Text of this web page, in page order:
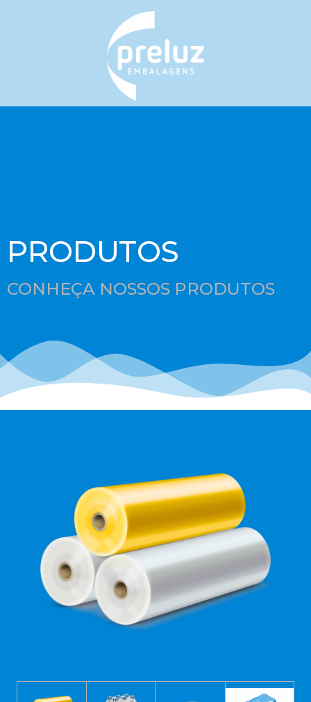
PRODUTOS
CONHEÇA NOSSOS PRODUTOS